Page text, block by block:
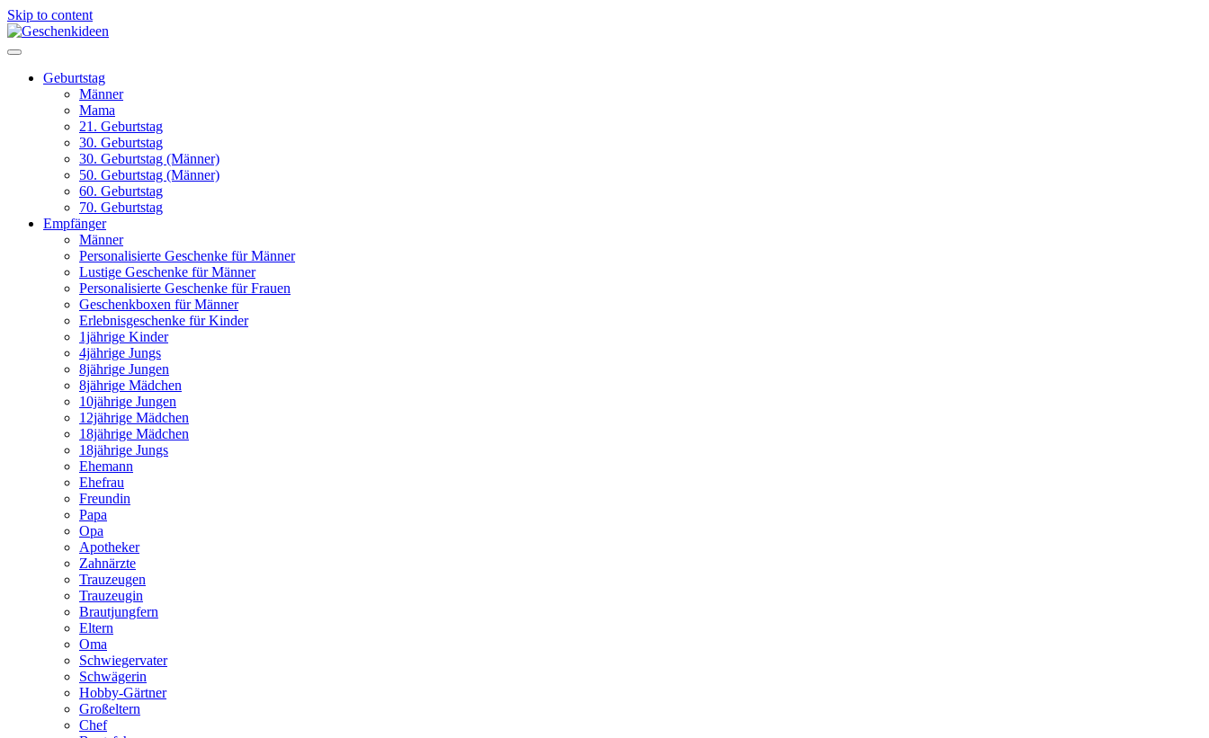
Skip to content
Geburtstag
Männer
Mama
21. Geburtstag
30. Geburtstag
30. Geburtstag (Männer)
50. Geburtstag (Männer)
60. Geburtstag
70. Geburtstag
Empfänger
Männer
Personalisierte Geschenke für Männer
Lustige Geschenke für Männer
Personalisierte Geschenke für Frauen
Geschenkboxen für Männer
Erlebnisgeschenke für Kinder
1jährige Kinder
4jährige Jungs
8jährige Jungen
8jährige Mädchen
10jährige Jungen
12jährige Mädchen
18jährige Mädchen
18jährige Jungs
Ehemann
Ehefrau
Freundin
Papa
Opa
Apotheker
Zahnärzte
Trauzeugen
Trauzeugin
Brautjungfern
Eltern
Oma
Schwiegervater
Schwägerin
Hobby-Gärtner
Großeltern
Chef